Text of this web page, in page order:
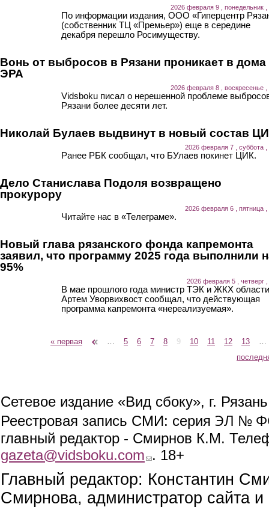
2026 февраля 9 , понедельник ,
По информации издания, ООО «Гиперцентр
(собственник ТЦ «Премьер») еще в середине
декабря перешло Росимуществу.
Вонь от выбросов в Рязани проникает в
ЭРА
2026 февраля 8 , воскресенье ,
Vidsboku писал о нерешенной проблеме
Рязани более десяти лет.
Николай Булаев выдвинут в новый состав
2026 февраля 7 , суббота ,
Ранее РБК сообщал, что БУлаев покинет ЦИК.
Дело Станислава Подоля возвращено
прокурору
2026 февраля 6 , пятница ,
Читайте нас в «Телеграме».
Новый глава рязанского фонда капремонта
заявил, что программу 2025 года выполнили
95%
2026 февраля 5 , четверг ,
В мае прошлого года министр ТЭК и ЖКХ области
Артем Уворвихвост сообщал, что действующая
программа капремонта «нереализуемая».
« первая 5 6 7 8 9 10 11 12 13
Сетевое издание «Вид сбоку», г.
Реестровая запись СМИ: серия ЭЛ №
главный редактор - Смирнов К.М.
gazeta@vidsboku.com (link sends e-mail)
. 18+
Главный редактор: Константин
Смирнова, администратор сайта